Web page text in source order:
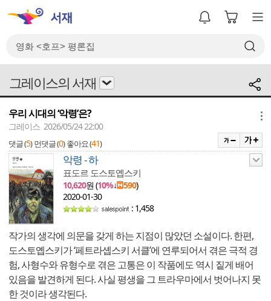
그레이스의 서재
우리 시대의 ‘악령’은?
그레이스 2026/05/24 22:00
댓글 (5) 먼댓글 (0) 좋아요 (41)
악령 - 하
표도르 도스토옙스키
10,620원 (10%↓ 590)
2020-01-30
: 1,458
작가의 생각에 의문을 갖게 하는 지점이 많았던 소설이다. 한편,
도스토옙스키가 ‘페트라솁스키 서클’에 연루되어서 겪은 극적 경
험, 사형수와 유형수로 겪은 고통은 이 작품에도 역시 짙게 배어
있음을 발견하게 된다. 사실 평생을 그 트라우마에서 벗어나지 못
한 것이라 생각된다.